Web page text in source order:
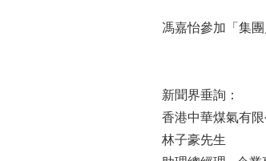
馮嘉怡參加「集
新聞界垂詢：
香港中華煤
林子豪先生